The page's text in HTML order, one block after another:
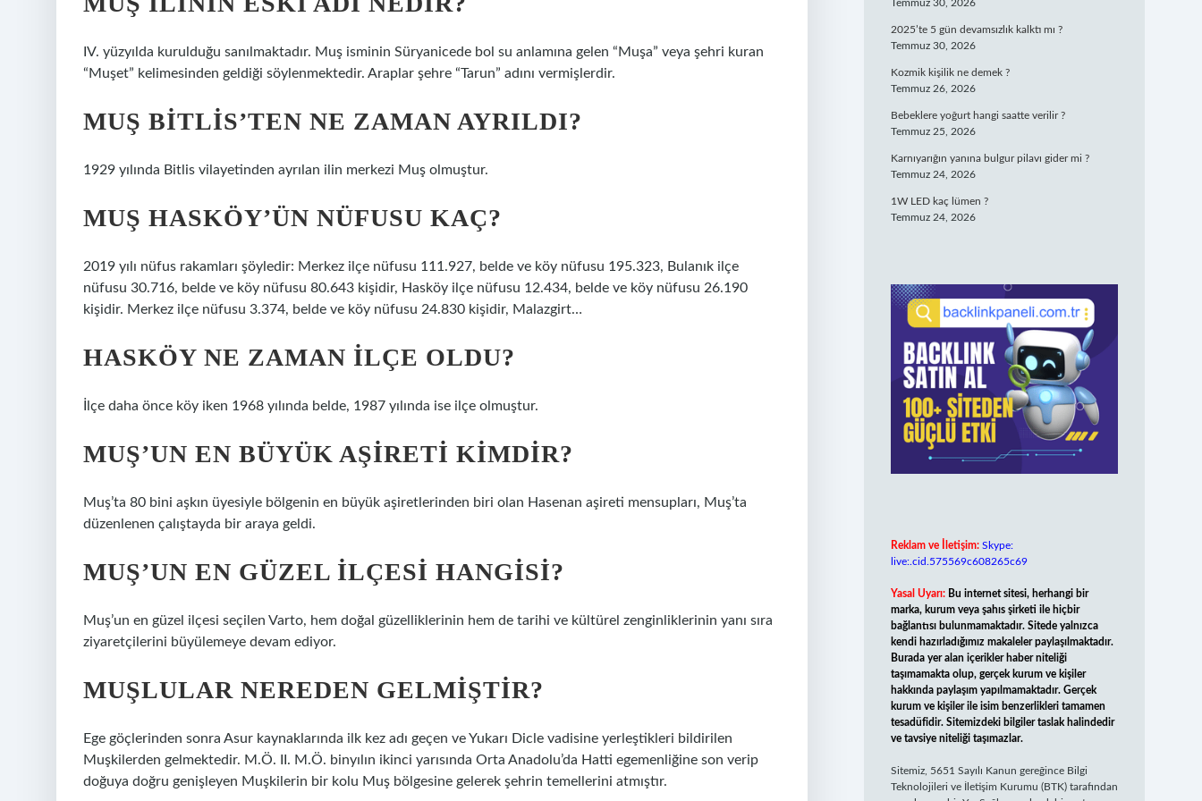
IV. yüzyılda kurulduğu sanılmaktadır. Muş isminin Süryanicede bol su anlamına gelen “Muşa” veya şehri kuran
“Muşet” kelimesinden geldiği söylenmektedir. Araplar şehre “Tarun” adını vermişlerdir.
MUŞ BITLIS’TEN NE ZAMAN AYRILDI?
1929 yılında Bitlis vilayetinden ayrılan ilin merkezi Muş olmuştur.
MUŞ HASKÖY’ÜN NÜFUSU KAÇ?
2019 yılı nüfus rakamları şöyledir: Merkez ilçe nüfusu 111.927, belde ve köy nüfusu 195.323, Bulanık ilçe
nüfusu 30.716, belde ve köy nüfusu 80.643 kişidir, Hasköy ilçe nüfusu 12.434, belde ve köy nüfusu 26.190
kişidir. Merkez ilçe nüfusu 3.374, belde ve köy nüfusu 24.830 kişidir, Malazgirt…
HASKÖY NE ZAMAN ILÇE OLDU?
İlçe daha önce köy iken 1968 yılında belde, 1987 yılında ise ilçe olmuştur.
MUŞ’UN EN BÜYÜK AŞIRETI KIMDIR?
Muş’ta 80 bini aşkın üyesiyle bölgenin en büyük aşiretlerinden biri olan Hasenan aşireti mensupları, Muş’ta
düzenlenen çalıştayda bir araya geldi.
MUŞ’UN EN GÜZEL ILÇESI HANGISI?
Muş’un en güzel ilçesi seçilen Varto, hem doğal güzelliklerinin hem de tarihi ve kültürel zenginliklerinin yanı sıra
ziyaretçilerini büyülemeye devam ediyor.
MUŞLULAR NEREDEN GELMIŞTIR?
Ege göçlerinden sonra Asur kaynaklarında ilk kez adı geçen ve Yukarı Dicle vadisine yerleştikleri bildirilen
Muşkilerden gelmektedir. M.Ö. II. M.Ö. binyılın ikinci yarısında Orta Anadolu’da Hatti egemenliğine son verip
doğuya doğru genişleyen Muşkilerin bir kolu Muş bölgesine gelerek şehrin temellerini atmıştır.
Temmuz 30, 2026
2025’te 5 gün devamsızlık kalktı mı ?
Temmuz 30, 2026
Kozmik kişilik ne demek ?
Temmuz 26, 2026
Bebeklere yoğurt hangi saatte verilir ?
Temmuz 25, 2026
Karnıyarığın yanına bulgur pilavı gider mi ?
Temmuz 24, 2026
1W LED kaç lümen ?
Temmuz 24, 2026
Reklam ve İletişim: Skype:
live:.cid.575569c608265c69
Yasal Uyarı: Bu internet sitesi, herhangi bir
marka, kurum veya şahıs şirketi ile hiçbir
bağlantısı bulunmamaktadır. Sitede yalnızca
kendi hazırladığımız makaleler paylaşılmaktadır.
Burada yer alan içerikler haber niteliği
taşımamakta olup, gerçek kurum ve kişiler
hakkında paylaşım yapılmamaktadır. Gerçek
kurum ve kişiler ile isim benzerlikleri tamamen
tesadüfidir. Sitemizdeki bilgiler taslak halindedir
ve tavsiye niteliği taşımazlar.
Sitemiz, 5651 Sayılı Kanun gereğince Bilgi
Teknolojileri ve İletişim Kurumu (BTK) tarafından